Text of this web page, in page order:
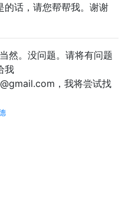
的话，请您帮帮我。谢谢
然。没问题。请将有问题
我
，我将尝试找